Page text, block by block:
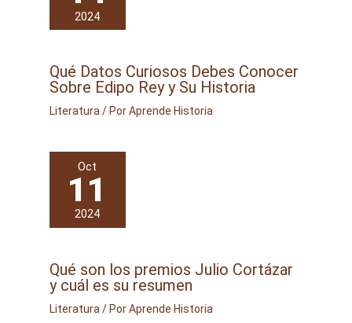
2024
Qué Datos Curiosos Debes Conocer
Sobre Edipo Rey y Su Historia
Literatura / PorAprende Historia
Oct
11
2024
Qué son los premios Julio Cortázar
y cuál es su resumen
Literatura / PorAprende Historia